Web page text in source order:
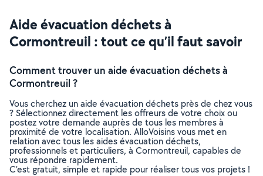
Aide évacuation déchets à
Cormontreuil : tout ce qu’il faut savoir
Comment trouver un aide évacuation déchets à
Cormontreuil ?
Vous cherchez un aide évacuation déchets près de chez vous
? Sélectionnez directement les offreurs de votre choix ou
postez votre demande auprès de tous les membres à
proximité de votre localisation. AlloVoisins vous met en
relation avec tous les aides évacuation déchets,
professionnels et particuliers, à Cormontreuil, capables de
vous répondre rapidement.
C’est gratuit, simple et rapide pour réaliser tous vos projets !